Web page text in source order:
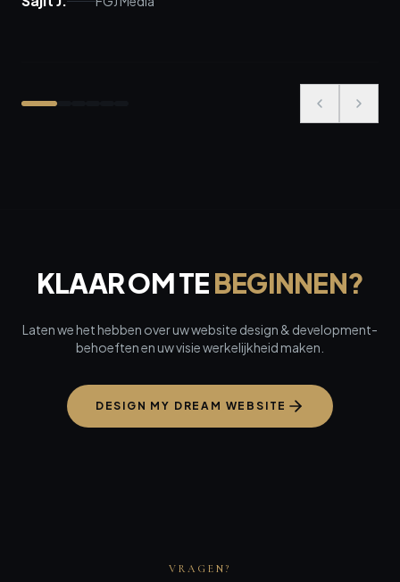
KLAAR OM TEBEGINNEN?
Laten we het hebben over uw website design & development-
behoeften en uw visie werkelijkheid maken.
DESIGN MY DREAM WEBSITE
VRAGEN?